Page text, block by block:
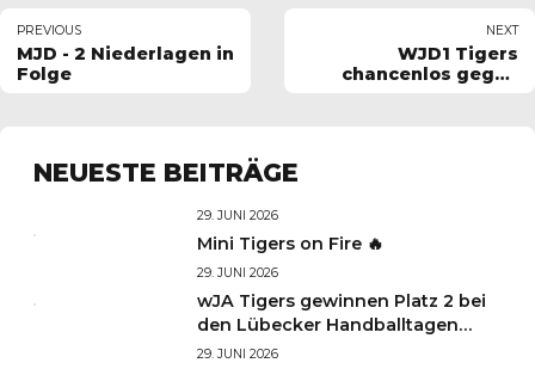
PREVIOUS
MJD - 2 Niederlagen in
Folge
NEXT
WJD1 Tigers
chancenlos gegen
NEUESTE BEITRÄGE
29. JUNI 2026
Mini Tigers on Fire 🔥
29. JUNI 2026
wJA Tigers gewinnen Platz 2 bei
den Lübecker Handballtagen
2026
29. JUNI 2026